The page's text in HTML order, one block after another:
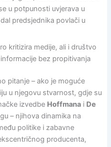
u potpunosti uvjerava u
predsjednika povlači u
kritizira medije, ali i društvo
bez propitivanja
pitanje – ako je moguće
u njegovu stvarnost, gdje su
izvedbe Hoffmanai De
– njihova dinamika na
politike i zabavne
producenta,